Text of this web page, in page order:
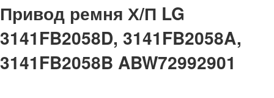
Привод ремня Х/П LG
3141FB2058D, 3141FB2058A,
3141FB2058B ABW72992901